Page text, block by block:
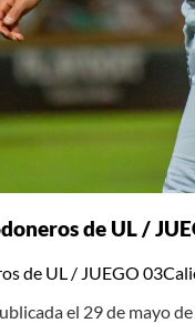
de UL /
de UL / JUEGO
el 29 de mayo